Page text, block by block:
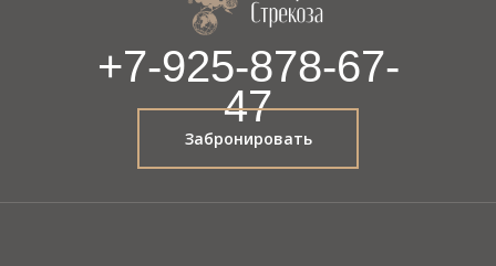
+7-925-878-67-
47
Забронировать